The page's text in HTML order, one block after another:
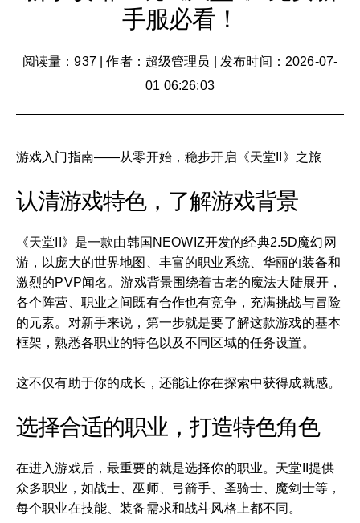
手服必看！
阅读量：937|作者：超级管理员
发布时间：2026-07-
01 06:26:03
游戏入门指南——从零开始，稳步开启《天堂II》之旅
认清游戏特色，了解游戏背景
《天堂II》是一款由韩国NEOWIZ开发的经典2.5D魔幻网
游，以庞大的世界地图、丰富的职业系统、华丽的装备和
激烈的PVP闻名。游戏背景围绕着古老的魔法大陆展开，
各个阵营、职业之间既有合作也有竞争，充满挑战与冒险
的元素。对新手来说，第一步就是要了解这款游戏的基本
框架，熟悉各职业的特色以及不同区域的任务设置。
这不仅有助于你的成长，还能让你在探索中获得成就感。
选择合适的职业，打造特色角色
在进入游戏后，最重要的就是选择你的职业。天堂II提供
众多职业，如战士、巫师、弓箭手、圣骑士、魔剑士等，
每个职业在技能、装备需求和战斗风格上都不同。